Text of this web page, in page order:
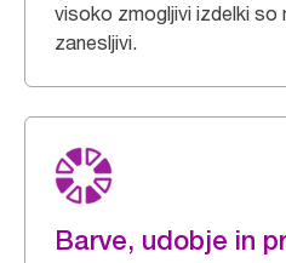
visoko zmogljivi izdelki so
zanesljivi.
Barve, udobje in